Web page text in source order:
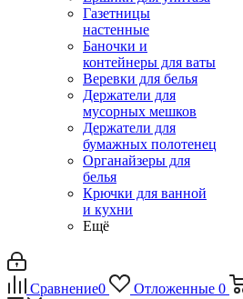
Газетницы
настенные
Баночки и
контейнеры для ваты
Веревки для белья
Держатели для
мусорных мешков
Держатели для
бумажных полотенец
Органайзеры для
белья
Крючки для ванной
и кухни
Ещё
Сравнение0 Отложенные 0